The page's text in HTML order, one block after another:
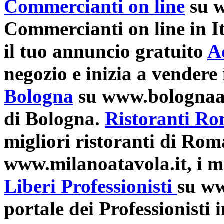
Commercianti on line su
Commercianti on line in
il tuo annuncio gratuito
negozio e inizia a
Bologna su
di Bologna. Ristoranti
migliori ristoranti di
www.milanoatavola.it, i
Liberi Professionisti su
portale dei Professionisti